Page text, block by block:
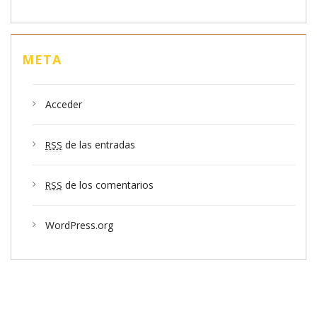
META
Acceder
RSS de las entradas
RSS de los comentarios
WordPress.org